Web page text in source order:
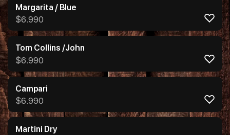
Margarita / Blue
$6.990
Tom Collins /John
$6.990
Campari
$6.990
Martini Dry